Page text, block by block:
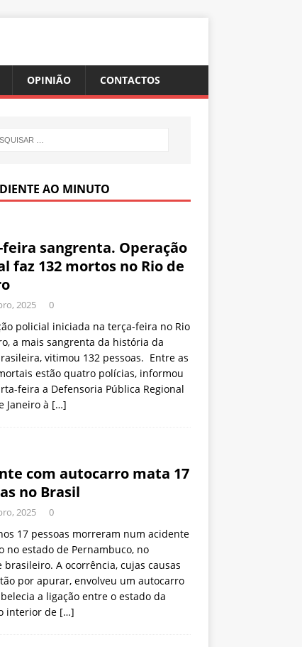
OPINIÃO CONTACTOS
AO MINUTO
feira sangrenta. Operação
faz 132 mortos no Rio de
2025 0
policial iniciada na terça-feira no Rio
a mais sangrenta da história da
vitimou 132 pessoas. Entre as
estão quatro polícias, informou
feira a Defensoria Pública Regional
Janeiro à […]
com autocarro mata 17
no Brasil
2025 0
17 pessoas morreram num acidente
no estado de Pernambuco, no
brasileiro. A ocorrência, cujas causas
por apurar, envolveu um autocarro
a ligação entre o estado da
interior de […]